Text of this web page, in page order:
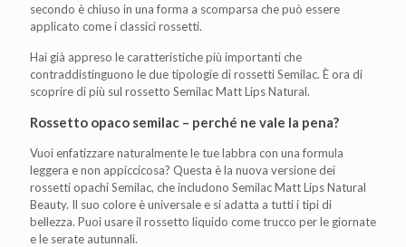
secondo è chiuso in una forma a scomparsa che può essere
applicato come i classici rossetti.
Hai già appreso le caratteristiche più importanti che
contraddistinguono le due tipologie di rossetti Semilac. È ora di
scoprire di più sul rossetto Semilac Matt Lips Natural.
Rossetto opaco semilac – perché ne vale la pena?
Vuoi enfatizzare naturalmente le tue labbra con una formula
leggera e non appiccicosa? Questa è la nuova versione dei
rossetti opachi Semilac, che includono Semilac Matt Lips Natural
Beauty. Il suo colore è universale e si adatta a tutti i tipi di
bellezza. Puoi usare il rossetto liquido come trucco per le giornate
e le serate autunnali.